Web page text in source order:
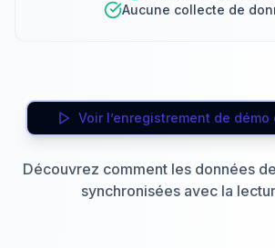
Aucune collecte de
Voir l’enregistrement de démo
Découvrez comment les données
synchronisées avec la